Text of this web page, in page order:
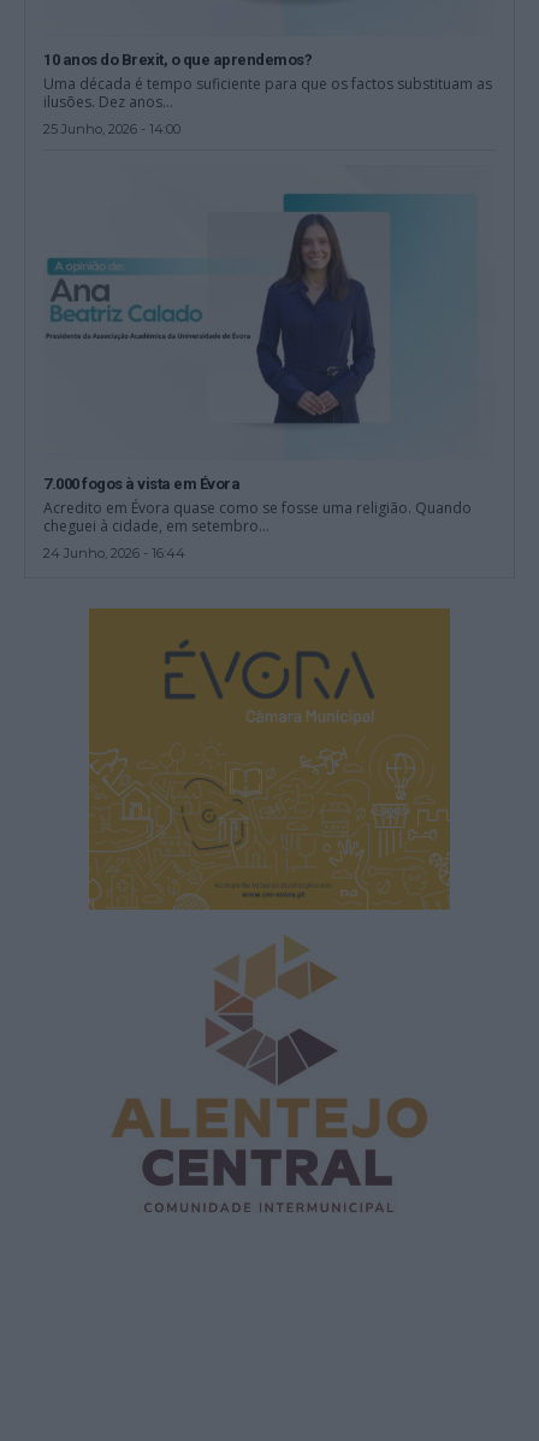
10 anos do Brexit, o que aprendemos?
Uma década é tempo suficiente para que os factos substituam as
ilusões. Dez anos...
25 Junho, 2026 - 14:00
7.000 fogos à vista em Évora
Acredito em Évora quase como se fosse uma religião. Quando
cheguei à cidade, em setembro...
24 Junho, 2026 - 16:44